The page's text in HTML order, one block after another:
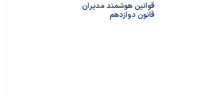
قوانین هوشمند مدیران
قانون دوازدهم